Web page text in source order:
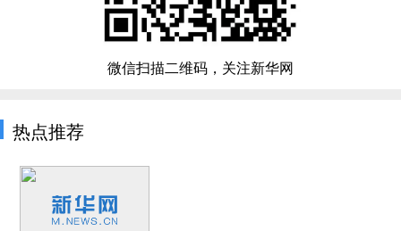
微信扫描二维码，关注新华网
热点推荐